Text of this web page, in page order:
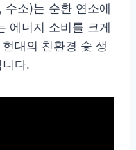
수소)는 순환 연소에
에너지 소비를 크게
대의 친환경 숯 생
다.